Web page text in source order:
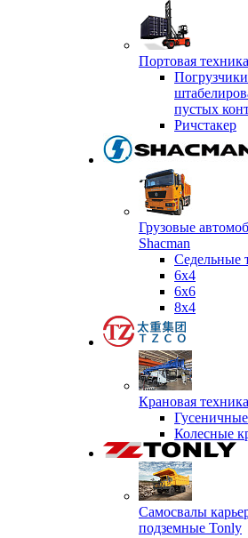
Портовая
пустых
Ричстакер
Грузовые
Shacman
Седельные
6х4
6x6
8x4
Крановая
Колесные
Самосвалы
подземные Tonly